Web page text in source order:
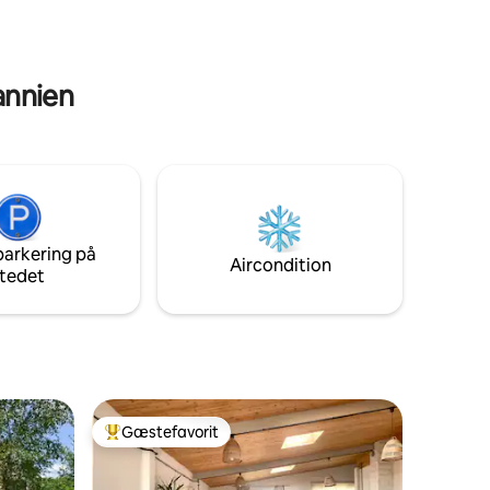
på
Aircondition
Bedste gæstefavorit
Gæstefavorit